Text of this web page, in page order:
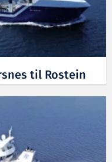
til Rostein